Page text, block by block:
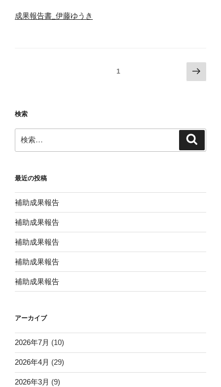
成果報告書_伊藤ゆうき
ビ
ー
シ
ン
1
次
の
検索
索:
最近の投稿
補助成果報告
補助成果報告
補助成果報告
補助成果報告
補助成果報告
アーカイブ
2026年7月 (10)
2026年4月 (29)
2026年3月 (9)